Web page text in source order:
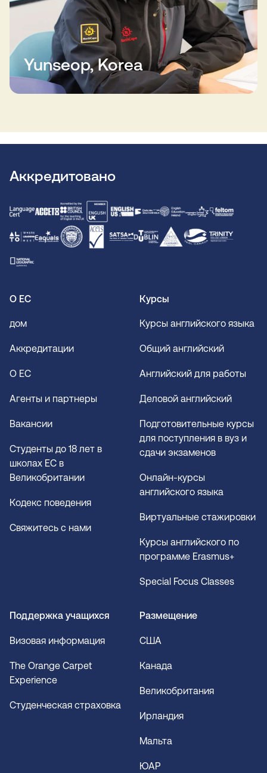
Yunseop, Korea
Аккредитовано
О ЕС
дом
Аккредитации
О EC
Агенты и партнеры
Вакансии
Студенты до 18 лет в
школах EC в
Великобритании
Кодекс поведения
Свяжитесь с нами
Курсы
Курсы английского языка
Общий английский
Английский для работы
Деловой английский
Подготовительные курсы
для поступления в вуз и
сдачи экзаменов
Онлайн-курсы
английского языка
Виртуальные стажировки
Курсы английского по
программе Erasmus+
Special Focus Classes
Поддержка учащихся
Визовая информация
The Orange Carpet
Experience
Студенческая страховка
Размещение
США
Канада
Великобритания
Ирландия
Мальта
ЮАР